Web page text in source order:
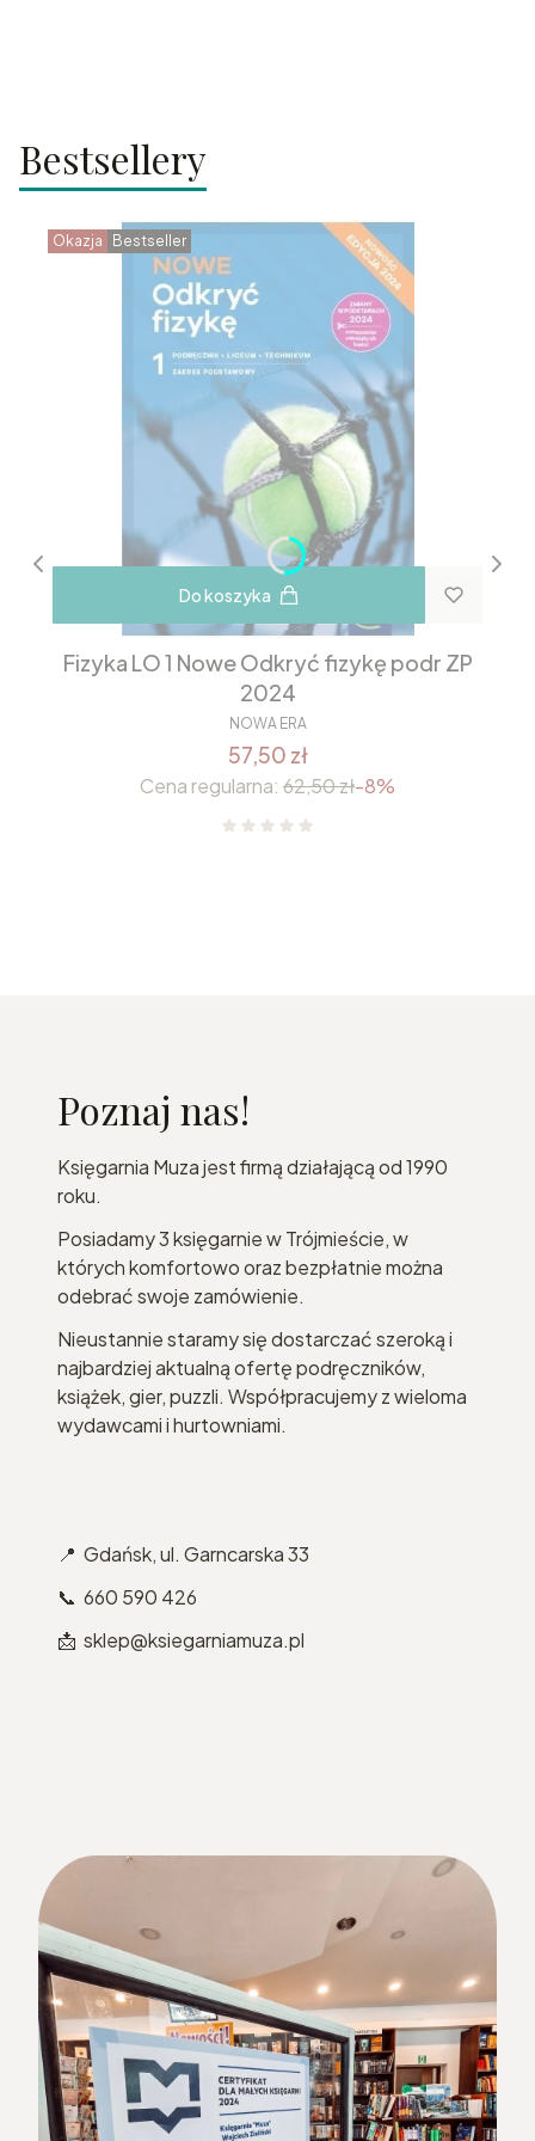
Bestsellery
Okazja Bestseller
Do koszyka
Fizyka LO 1 Nowe Odkryć fizykę podr ZP
2024
NOWA ERA
57,50 zł
Cena regularna: 62,50 zł-8%
Poznaj nas!
Księgarnia Muza jest firmą działającą od 1990
roku.
Posiadamy 3 księgarnie w Trójmieście, w
których komfortowo oraz bezpłatnie można
odebrać swoje zamówienie.
Nieustannie staramy się dostarczać szeroką i
najbardziej aktualną ofertę podręczników,
książek, gier, puzzli. Współpracujemy z wieloma
wydawcami i hurtowniami.
📍 Gdańsk, ul. Garncarska 33
📞 660 590 426
📩 sklep@ksiegarniamuza.pl